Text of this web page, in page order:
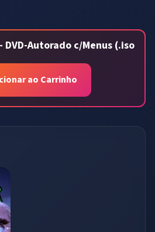
DVD-Autorado c/Menus (.iso
ao Carrinho